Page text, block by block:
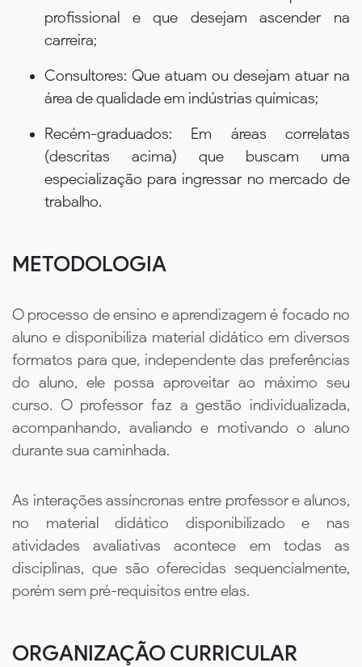
profissional e que desejam ascender na
carreira;
Consultores: Que atuam ou desejam atuar na
área de qualidade em indústrias químicas;
Recém-graduados: Em áreas correlatas
(descritas acima) que buscam uma
especialização para ingressar no mercado de
trabalho.
METODOLOGIA
O processo de ensino e aprendizagem é focado no
aluno e disponibiliza material didático em diversos
formatos para que, independente das preferências
do aluno, ele possa aproveitar ao máximo seu
curso. O professor faz a gestão individualizada,
acompanhando, avaliando e motivando o aluno
durante sua caminhada.
As interações assíncronas entre professor e alunos,
no material didático disponibilizado e nas
atividades avaliativas acontece em todas as
disciplinas, que são oferecidas sequencialmente,
porém sem pré-requisitos entre elas.
ORGANIZAÇÃO CURRICULAR